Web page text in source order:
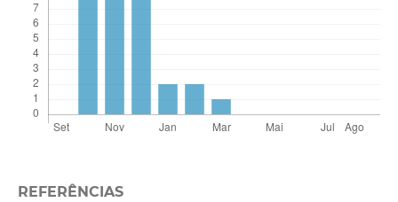
REFERÊNCIAS